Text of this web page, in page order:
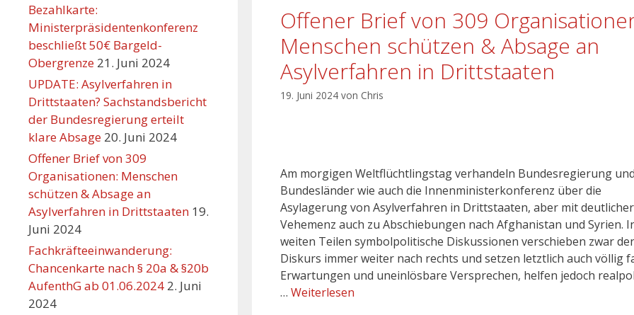
Offener Brief von 309
Menschen schützen & Absage an
Asylverfahren in Drittstaaten
19. Juni 2024 von Chris
Am morgigen Weltflüchtlingstag verhandeln Bundesregierung
Bundesländer wie auch die Innenministerkonferenz über die
Asylagerung von Asylverfahren in Drittstaaten, aber mit deutlicher
Vehemenz auch zu Abschiebungen nach Afghanistan und Syrien.
weiten Teilen symbolpolitische Diskussionen verschieben zwar
Diskurs immer weiter nach rechts und setzen letztlich auch völlig
Erwartungen und uneinlösbare Versprechen, helfen jedoch
… Weiterlesen
Bezahlkarte:
Ministerpräsidentenkonferenz
beschließt 50€ Bargeld-
Obergrenze 21. Juni 2024
UPDATE: Asylverfahren in
Drittstaaten? Sachstandsbericht
der Bundesregierung erteilt
klare Absage 20. Juni 2024
Offener Brief von 309
Organisationen: Menschen
schützen & Absage an
Asylverfahren in Drittstaaten 19.
Juni 2024
Fachkräfteeinwanderung:
Chancenkarte nach § 20a & §20b
AufenthG ab 01.06.2024 2. Juni
2024